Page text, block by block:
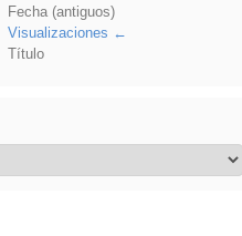
Fecha (antiguos)
Visualizaciones
Título